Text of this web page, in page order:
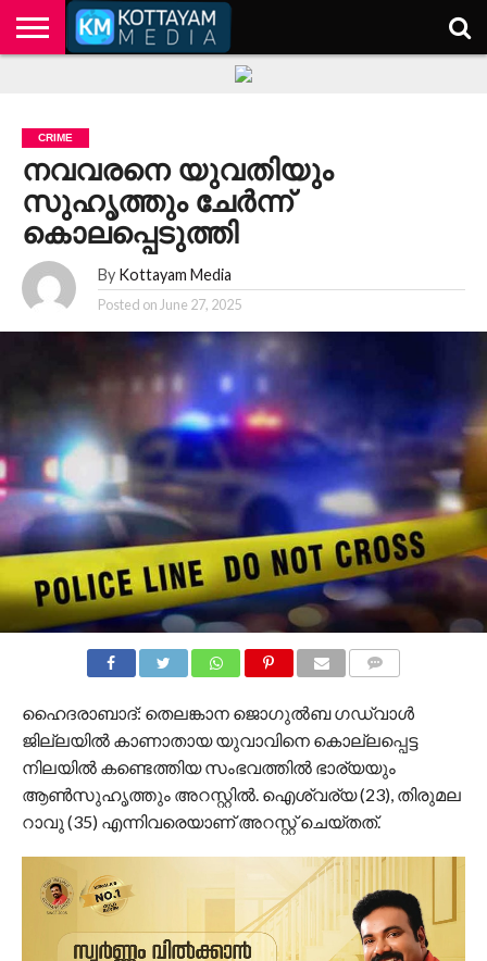
CRIME
നവവരനെ യുവതിയും
സുഹൃത്തും ചേർന്ന്
കൊലപ്പെടുത്തി
By Kottayam Media
Posted on June 27, 2025
ഹൈദരാബാദ്: തെലങ്കാന ജൊഗുല്‍ബ ഗഡ്വാള്‍
ജില്ലയില്‍ കാണാതായ യുവാവിനെ കൊല്ലപ്പെട്ട
നിലയില്‍ കണ്ടെത്തിയ സംഭവത്തില്‍ ഭാര്യയും
ആണ്‍സുഹൃത്തും അറസ്റ്റില്‍. ഐശ്വര്യ (23), തിരുമല
റാവു (35) എന്നിവരെയാണ് അറസ്റ്റ് ചെയ്തത്.